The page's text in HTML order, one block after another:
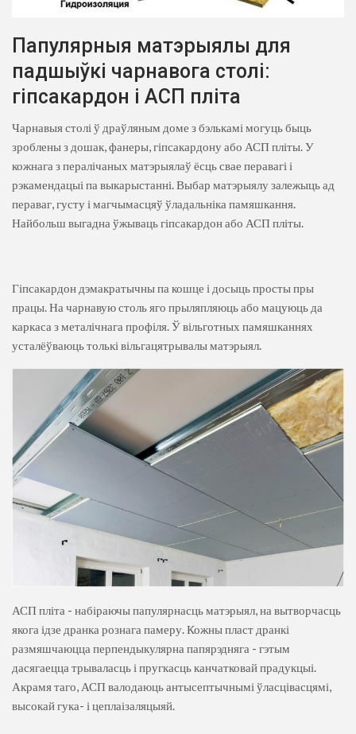
Папулярныя матэрыялы для
падшыўкі чарнавога столі:
гіпсакардон і АСП пліта
Чарнавыя столі ў драўляным доме з бэлькамі могуць быць
зроблены з дошак, фанеры, гіпсакардону або АСП пліты. У
кожнага з пералічаных матэрыялаў ёсць свае перавагі і
рэкамендацыі па выкарыстанні. Выбар матэрыялу залежыць ад
пераваг, густу і магчымасцяў ўладальніка памяшкання.
Найбольш выгадна ўжываць гіпсакардон або АСП пліты.
Гіпсакардон дэмакратычны па кошце і досыць просты пры
працы. На чарнавую столь яго прыляпляюць або мацуюць да
каркаса з металічнага профіля. Ў вільготных памяшканнях
усталёўваюць толькі вільгацятрывалы матэрыял.
АСП пліта - набіраючы папулярнасць матэрыял, на вытворчасць
якога ідзе дранка рознага памеру. Кожны пласт дранкі
размяшчаюцца перпендыкулярна папярэдняга - гэтым
дасягаецца трываласць і пругкасць канчатковай прадукцыі.
Акрамя таго, АСП валодаюць антысептычнымі ўласцівасцямі,
высокай гука- і цеплаізаляцыяй.